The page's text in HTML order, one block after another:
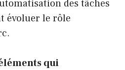
des tâches
évoluer le rôle
qui